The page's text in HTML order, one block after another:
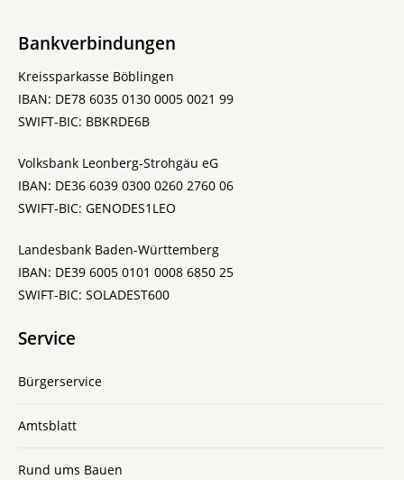
Bankverbindungen
Kreissparkasse Böblingen
IBAN: DE78 6035 0130 0005 0021 99
SWIFT-BIC: BBKRDE6B
Volksbank Leonberg-Strohgäu eG
IBAN: DE36 6039 0300 0260 2760 06
SWIFT-BIC: GENODES1LEO
Landesbank Baden-Württemberg
IBAN: DE39 6005 0101 0008 6850 25
SWIFT-BIC: SOLADEST600
Service
Bürgerservice
Amtsblatt
Rund ums Bauen